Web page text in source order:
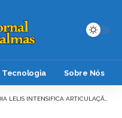
Tecnologia Sobre Nós
ARTICULAÇÃO POLÍTICA EM PALMAS E AMPLIA DEBATE SOBRE AS ELEIÇÕES DE 2026